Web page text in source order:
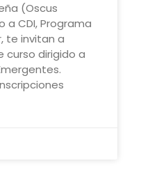
(Oscus
a CDI, Programa
te invitan a
curso dirigido a